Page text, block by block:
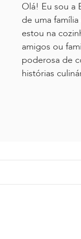
Olá! Eu sou a
de uma
estou na
amigos ou
poderosa de
histórias